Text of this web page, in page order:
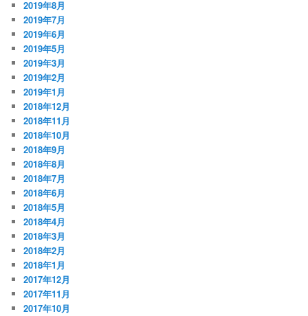
2019年8月
2019年7月
2019年6月
2019年5月
2019年3月
2019年2月
2019年1月
2018年12月
2018年11月
2018年10月
2018年9月
2018年8月
2018年7月
2018年6月
2018年5月
2018年4月
2018年3月
2018年2月
2018年1月
2017年12月
2017年11月
2017年10月